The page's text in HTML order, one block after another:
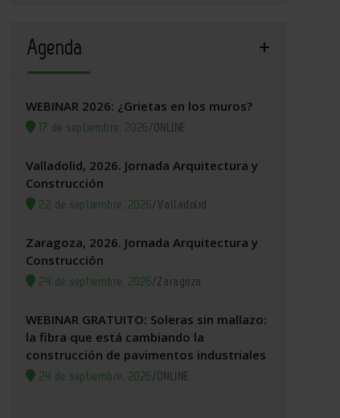
Agenda
WEBINAR 2026: ¿Grietas en los muros?
17 de septiembre, 2026/ONLINE
Valladolid, 2026. Jornada Arquitectura y
Construcción
22 de septiembre, 2026/Valladolid
Zaragoza, 2026. Jornada Arquitectura y
Construcción
24 de septiembre, 2026/Zaragoza
WEBINAR GRATUITO: Soleras sin mallazo:
la fibra que está cambiando la
construcción de pavimentos industriales
24 de septiembre, 2026/ONLINE